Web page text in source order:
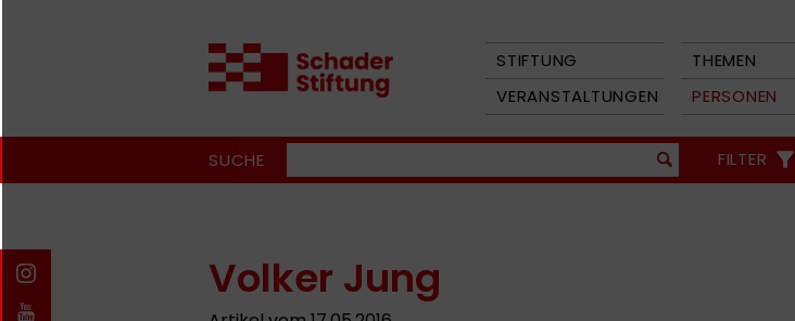
STIFTUNG THEMEN
VERANSTALTUNGEN
PERSONEN
SUCHE FILTER
Volker Jung